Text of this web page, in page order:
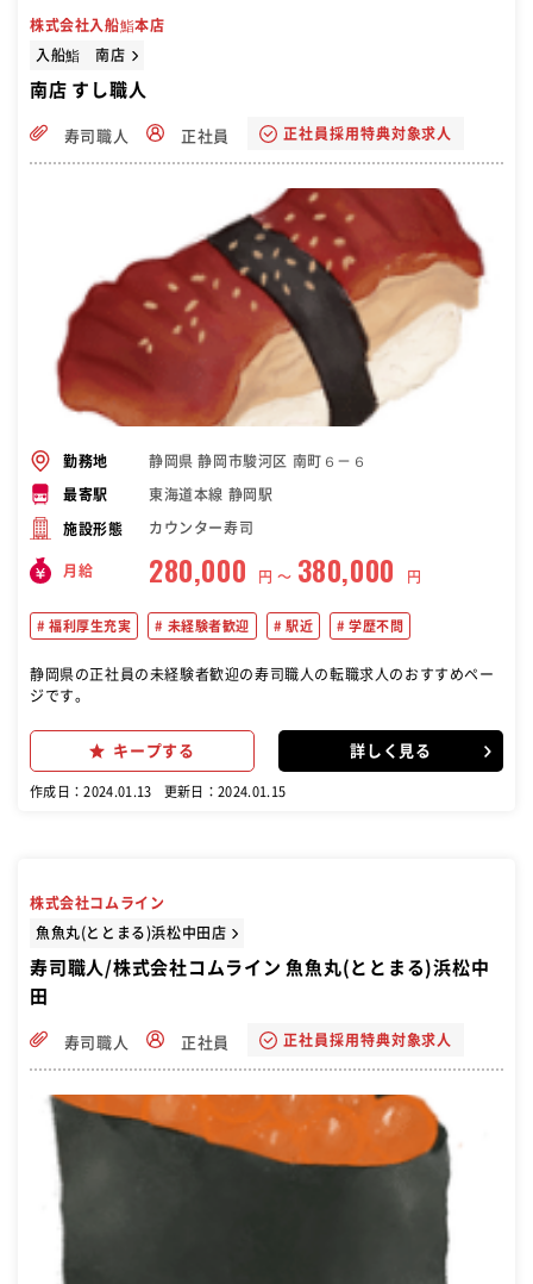
株式会社入船鮨本店
入船鮨 南店
南店 すし職人
寿司職人 正社員 正社員採用特典対象求人
勤務地 静岡県 静岡市駿河区 南町６－６
最寄駅 東海道本線 静岡駅
施設形態 カウンター寿司
月給 280,000 円 〜 380,000 円
福利厚生充実 未経験者歓迎 駅近 学歴不問
静岡県の正社員の未経験者歓迎の寿司職人の転職求人のおすすめペー
ジです。
キープする 詳しく見る
作成日：2024.01.13 更新日：2024.01.15
株式会社コムライン
魚魚丸(ととまる)浜松中田店
寿司職人/株式会社コムライン 魚魚丸(ととまる)浜松中
田
寿司職人 正社員 正社員採用特典対象求人